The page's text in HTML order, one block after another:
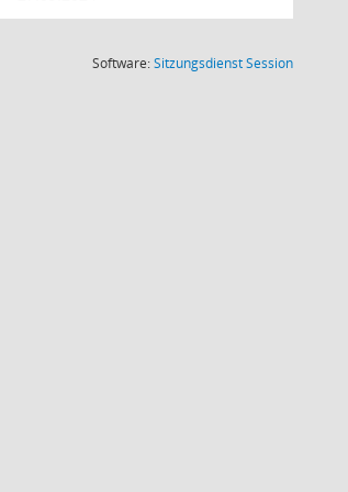
Software:SitzungsdienstSession(Wird in